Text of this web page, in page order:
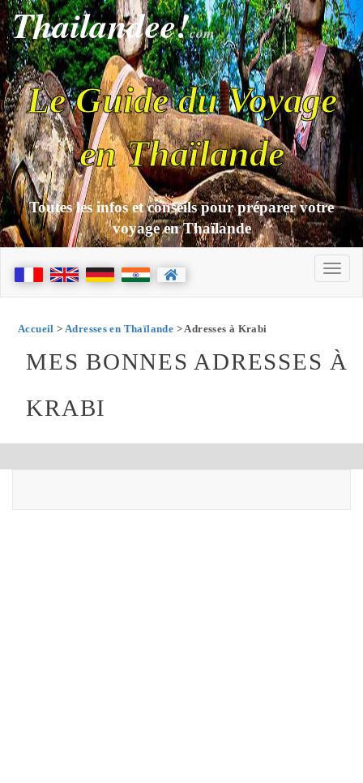
Thailandee!com
Le Guide du Voyage
en Thaïlande
Toutes les infos et conseils pour préparer votre
voyage en Thaïlande
Accueil > Adresses en Thaïlande > Adresses à Krabi
MES BONNES ADRESSES À
KRABI